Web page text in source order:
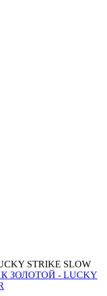
STRIKE SLOW
ЗОЛОТОЙ - LUCKY